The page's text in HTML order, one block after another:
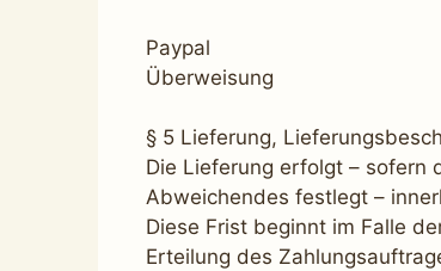
Paypal
Überweisung
§ 5 Lieferung,
Die Lieferung erfolgt – sofern
Abweichendes festlegt –
Diese Frist beginnt im Falle
Erteilung des